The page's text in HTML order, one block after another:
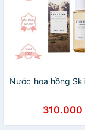
Nước hoa hồng
310.000